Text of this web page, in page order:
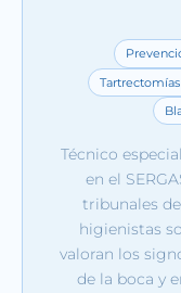
Técnico
en el
tribunales
higienistas
valoran los
de la boca y